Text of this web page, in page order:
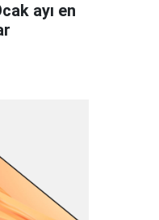
ayı en